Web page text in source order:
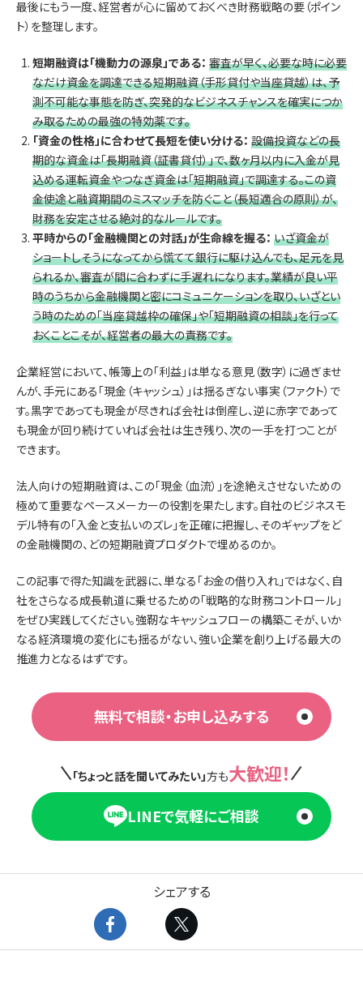
最後にもう一度、経営者が心に留めておくべき財務戦略の要（ポイン
ト）を整理します。
短期融資は「機動力の源泉」である： 審査が早く、必要な時に必要
なだけ資金を調達できる短期融資（手形貸付や当座貸越）は、予
測不可能な事態を防ぎ、突発的なビジネスチャンスを確実につか
み取るための最強の特効薬です。
「資金の性格」に合わせて長短を使い分ける： 設備投資などの長
期的な資金は「長期融資（証書貸付）」で、数ヶ月以内に入金が見
込める運転資金やつなぎ資金は「短期融資」で調達する。この資
金使途と融資期間のミスマッチを防ぐこと（長短適合の原則）が、
財務を安定させる絶対的なルールです。
平時からの「金融機関との対話」が生命線を握る： いざ資金が
ショートしそうになってから慌てて銀行に駆け込んでも、足元を見
られるか、審査が間に合わずに手遅れになります。業績が良い平
時のうちから金融機関と密にコミュニケーションを取り、いざとい
う時のための「当座貸越枠の確保」や「短期融資の相談」を行って
おくことこそが、経営者の最大の責務です。
企業経営において、帳簿上の「利益」は単なる意見（数字）に過ぎませ
んが、手元にある「現金（キャッシュ）」は揺るぎない事実（ファクト）で
す。黒字であっても現金が尽きれば会社は倒産し、逆に赤字であって
も現金が回り続けていれば会社は生き残り、次の一手を打つことが
できます。
法人向けの短期融資は、この「現金（血流）」を途絶えさせないための
極めて重要なペースメーカーの役割を果たします。自社のビジネスモ
デル特有の「入金と支払いのズレ」を正確に把握し、そのギャップをど
の金融機関の、どの短期融資プロダクトで埋めるのか。
この記事で得た知識を武器に、単なる「お金の借り入れ」ではなく、自
社をさらなる成長軌道に乗せるための「戦略的な財務コントロール」
をぜひ実践してください。強靭なキャッシュフローの構築こそが、いか
なる経済環境の変化にも揺るがない、強い企業を創り上げる最大の
推進力となるはずです。
無料で相談・お申し込みする
「ちょっと話を聞いてみたい」方も大歓迎！
LINEで気軽にご相談
シェアする